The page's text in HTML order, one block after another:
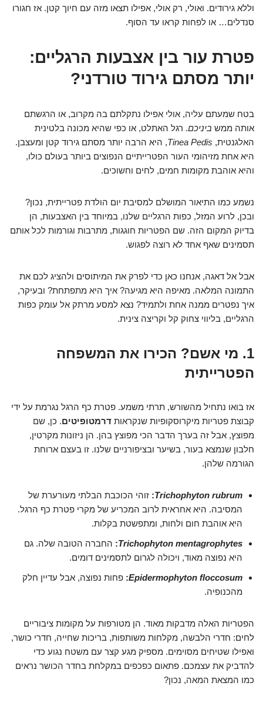
וללא גירודים. ואולי, רק אולי, אפילו תצאו מזה עם חיוך קטן. אז חגורו
סנדלים… או לפחות קראו עד הסוף.
פטרת עור בין אצבעות הרגליים:
יותר מסתם גירוד טורדני?
בטח שמעתם עליה, אולי אפילו נתקלתם בה מקרוב, או הרגשתם
אותה ממש ביניכם. רגל האתלט, או כפי שהיא מכונה בלטינית
האלגנטית, Tinea Pedis, היא הרבה יותר מסתם גירוד קטן ומעצבן.
היא אחת מזיהומי העור הפטרייתיים הנפוצים ביותר בעולם כולו,
והיא אוהבת מקומות חמים, לחים וחשוכים.
נשמע כמו התיאור המושלם למסיבת יום הולדת פטרייתית, נכון?
ובכן, לרוע המזל, כפות הרגליים שלנו, במיוחד בין האצבעות, הן
בדיוק המקום הזה. שם הפטריות חוגגות, מתרבות וגורמות לכל אותם
תסמינים שאף אחד לא רוצה לפגוש.
אבל אל דאגה, אנחנו כאן כדי לפרק את המיתוסים ולהציג לכם את
התמונה המלאה. מאיפה היא מגיעה? איך היא מתפתחת? ובעיקר,
איך נפטרים ממנה אחת ולתמיד? נצא למסע מרתק אל עומק כפות
הרגליים, בליווי צחוק קל וקריצה צינית.
1. מי אשם? הכירו את המשפחה
הפטרייתית
אז בואו נתחיל מהשורש, תרתי משמע. פטרת כף הרגל נגרמת על ידי
קבוצת פטריות מיקרוסקופיות שנקראות דרמטופיטים. כן, שם
מפוצץ, אבל זה בערך הדבר הכי מפוצץ בהן. הן ניזונות מקרטין,
חלבון שנמצא בעור, בשיער ובציפורניים שלנו. זו בעצם ארוחת
הגורמה שלהן.
Trichophyton rubrum
: זוהי הכוכבת הבלתי מעורערת של
המסיבה. היא אחראית לרוב המכריע של מקרי פטרת כף הרגל.
היא אוהבת חום ולחות, ומתפשטת בקלות.
Trichophyton mentagrophytes
: החברה הטובה שלה. גם
היא נפוצה מאוד, ויכולה לגרום לתסמינים דומים.
Epidermophyton floccosum
: פחות נפוצה, אבל עדיין חלק
מהכנופיה.
הפטריות האלה מדבקות מאוד. הן מטורפות על מקומות ציבוריים
לחים: חדרי הלבשה, מקלחות משותפות, בריכות שחייה, חדרי כושר,
ואפילו שטיחים מסוימים. מספיק מגע קצר עם משטח נגוע כדי
להדביק את עצמכם. פתאום כפכפים במקלחת בחדר הכושר נראים
כמו המצאת המאה, נכון?